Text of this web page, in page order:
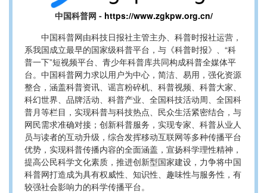
中国科普网 - https://www.zgkpw.org.cn/
中国科普网由科技日报社主管主办、科普时报社运营，
系我国成立最早的国家级科普平台，与《科普时报》、“科
普一下”短视频平台、 青少年科普库共同构成科普全媒体平
台。 中国科普网力求以用户为中心，简洁、易用，强化资源
整合，涵盖科普资讯、谣言粉碎机、科普视频、科普大家、
科幻世界、品牌活动、科普产业、全国科技活动周、全国科
普月等栏目，实现科普与科技热点、民众生活紧密结合，与
网民需求准确对接；创新科普服务，实现专家、科普从业人
员与读者的互动升级，综合发挥移动互联网等多种传播平台
优势，实现科普传播内容的全面涵盖，宣扬科学理性精神，
提高公民科学文化素质，推进创新型国家建设，力争将中国
科普网打造成为具有权威性、知识性、趣味性与服务性，有
较强社会影响力的科学传播平台。